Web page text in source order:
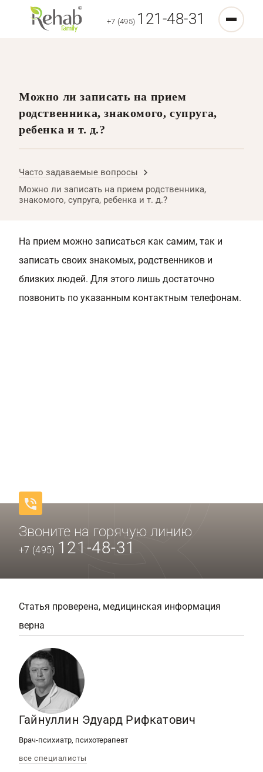
+7 (495) 121-48-31
Можно ли записать на прием
родственника, знакомого, супруга,
ребенка и т. д.?
Часто задаваемые вопросы
Можно ли записать на прием родственника,
знакомого, супруга, ребенка и т. д.?
На прием можно записаться как самим, так и
записать своих знакомых, родственников и
близких людей. Для этого лишь достаточно
позвонить по указанным контактным телефонам.
Звоните на горячую линию
+7 (495) 121-48-31
Статья проверена, медицинская информация
верна
Гайнуллин Эдуард Рифкатович
Врач-психиатр, психотерапевт
все специалисты